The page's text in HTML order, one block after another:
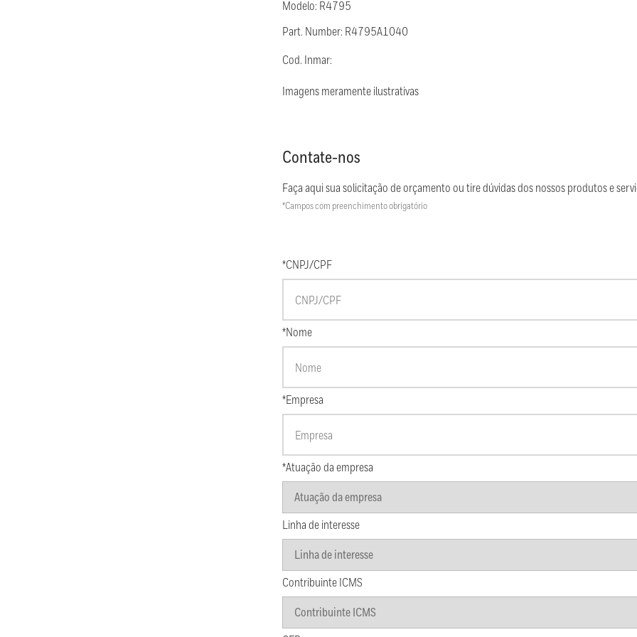
Modelo: R4795
Part. Number: R4795A1040
Cod. Inmar:
Imagens meramente ilustrativas
Contate-nos
Faça aqui sua solicitação de orçamento ou tire dúvidas dos nossos produtos e
*Campos com preenchimento obrigatório
*CNPJ/CPF
*Nome
*Empresa
*Atuação da empresa
Linha de interesse
Contribuinte ICMS